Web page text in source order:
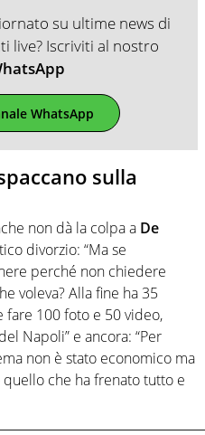
su ultime news di
live? Iscriviti al nostro
WhatsApp
sulla
non dà la colpa a De
divorzio: “Ma se
perché non chiedere
voleva? Alla fine ha 35
100 foto e 50 video,
Napoli” e ancora: “Per
non è stato economico ma
che ha frenato tutto e